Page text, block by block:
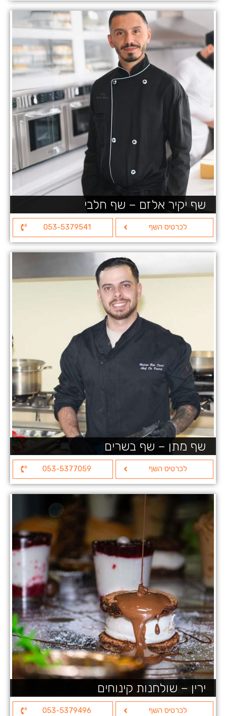
שף יקיר אלזם – שף חלבי
לכרטיס השף 053-5379541
שף מתן – שף בשרים
לכרטיס השף 053-5377059
ירין – שולחנות קינוחים
לכרטיס השף 053-5379496